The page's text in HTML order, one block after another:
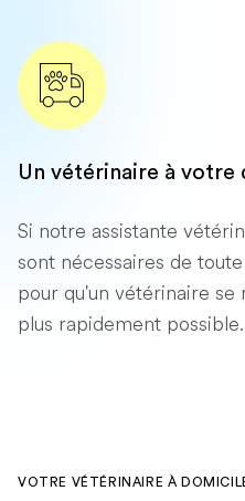
Un vétérinaire à votre
Si notre assistante
sont nécessaires de
pour qu'un vétérinaire
plus rapidement possible.
VOTRE VÉTÉRINAIRE À